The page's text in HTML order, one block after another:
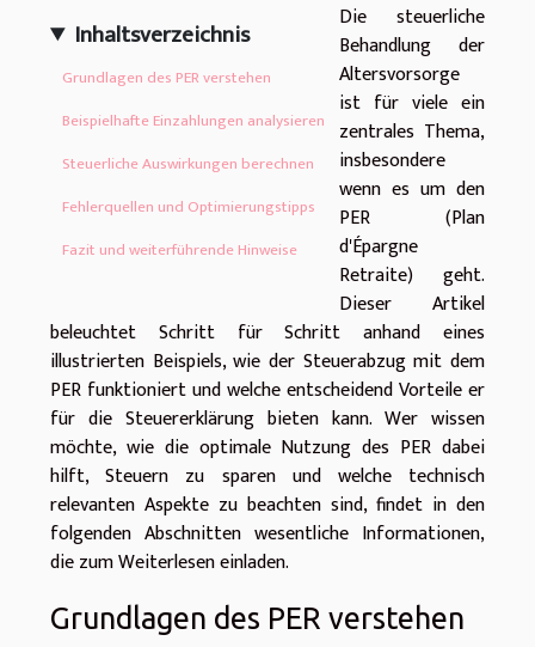
Inhaltsverzeichnis
Grundlagen des PER verstehen
Beispielhafte Einzahlungen analysieren
Steuerliche Auswirkungen berechnen
Fehlerquellen und Optimierungstipps
Fazit und weiterführende Hinweise
Die steuerliche
Behandlung der
Altersvorsorge
ist für viele ein
zentrales Thema,
insbesondere
wenn es um den
PER (Plan
d'Épargne
Retraite) geht.
Dieser Artikel
beleuchtet Schritt für Schritt anhand eines
illustrierten Beispiels, wie der Steuerabzug mit dem
PER funktioniert und welche entscheidend Vorteile er
für die Steuererklärung bieten kann. Wer wissen
möchte, wie die optimale Nutzung des PER dabei
hilft, Steuern zu sparen und welche technisch
relevanten Aspekte zu beachten sind, findet in den
folgenden Abschnitten wesentliche Informationen,
die zum Weiterlesen einladen.
Grundlagen des PER verstehen